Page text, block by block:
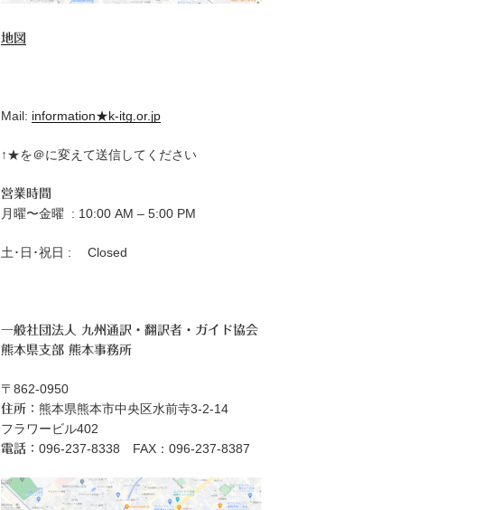
地図
Mail: information★k-itg.or.jp
↑★を＠に変えて送信してください
営業時間
月曜〜金曜 : 10:00 AM – 5:00 PM
土･日･祝日 : Closed
一般社団法人 九州通訳・翻訳者・ガイド協会
熊本県支部 熊本事務所
〒862-0950
住所： 熊本県熊本市中央区水前寺3-2-14
フラワービル402
電話： 096‐237-8338 FAX：096-237-8387